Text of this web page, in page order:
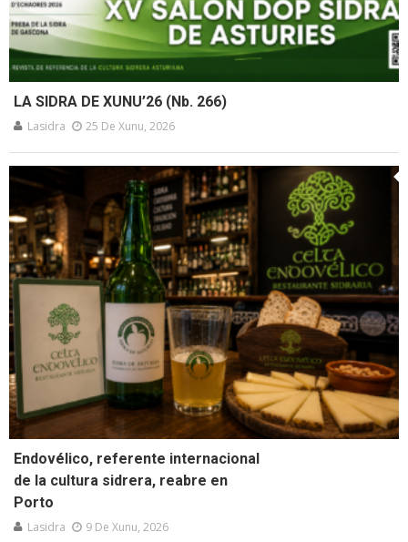
LA SIDRA DE XUNU’26 (Nb. 266)
Lasidra 25 De Xunu, 2026
Endovélico, referente internacional
de la cultura sidrera, reabre en
Porto
Lasidra 9 De Xunu, 2026